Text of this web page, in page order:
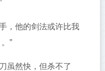
，他的剑法或许比我
”
虽然快，但杀不了